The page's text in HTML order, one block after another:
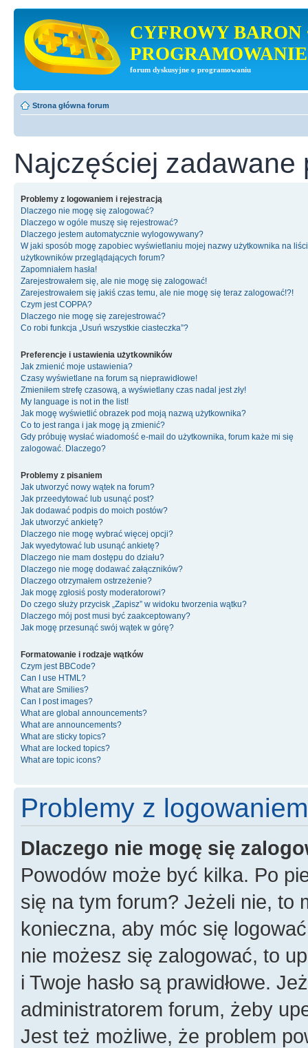
CYFROWY BARON
PROGRAMOWANIE
forum dyskusyjne o programowaniu
Strona główna forum
Najczęściej zadawane
Problemy z logowaniem i rejestracją
Dlaczego nie mogę się zalogować?
Dlaczego w ogóle muszę się rejestrować?
Dlaczego jestem automatycznie wylogowywany?
W jaki sposób mogę zapobiec wyświetlaniu mojej nazwy użytkownika na
użytkowników przeglądających forum?
Zapomniałem hasła!
Zarejestrowałem się, ale nie mogę się zalogować!
Zarejestrowałem się jakiś czas temu, ale nie mogę się teraz zalogować!?!
Czym jest COPPA?
Dlaczego nie mogę się zarejestrować?
Co robi funkcja „Usuń wszystkie ciasteczka”?
Preferencje i ustawienia użytkowników
Jak zmienić moje ustawienia?
Czasy wyświetlane na forum są nieprawidłowe!
Zmieniłem strefę czasową, a wyświetlany czas nadal jest zły!
My language is not in the list!
Jak mogę wyświetlić obrazek pod moją nazwą użytkownika?
Co to jest ranga i jak mogę ją zmienić?
Gdy próbuję wysłać wiadomość e-mail do użytkownika, forum każe mi się
zalogować. Dlaczego?
Problemy z pisaniem
Jak utworzyć nowy wątek na forum?
Jak przeedytować lub usunąć post?
Jak dodawać podpis do moich postów?
Jak utworzyć ankietę?
Dlaczego nie mogę wybrać więcej opcji?
Jak wyedytować lub usunąć ankietę?
Dlaczego nie mam dostępu do działu?
Dlaczego nie mogę dodawać załączników?
Dlaczego otrzymałem ostrzeżenie?
Jak mogę zgłosiś posty moderatorowi?
Do czego służy przycisk „Zapisz” w widoku tworzenia wątku?
Dlaczego mój post musi być zaakceptowany?
Jak mogę przesunąć swój wątek w górę?
Formatowanie i rodzaje wątków
Czym jest BBCode?
Can I use HTML?
What are Smilies?
Can I post images?
What are global announcements?
What are announcements?
What are sticky topics?
What are locked topics?
What are topic icons?
Problemy z
Dlaczego nie mogę się
Powodów może być kilka. Po
się na tym forum? Jeżeli nie, to
konieczna, aby móc się
nie możesz się zalogować, to
i Twoje hasło są prawidłowe.
administratorem forum, żeby
Jest też możliwe, że problem